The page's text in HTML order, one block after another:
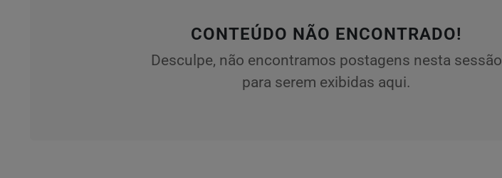
CONTEÚDO NÃO ENCONTRADO!
Desculpe, não encontramos postagens nesta sessão
para serem exibidas aqui.